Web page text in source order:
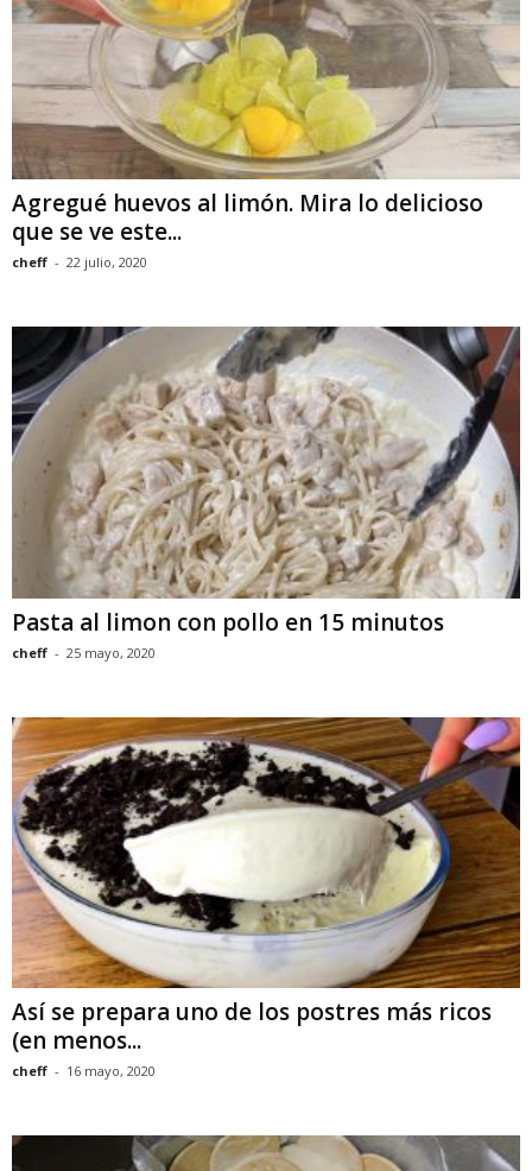
Agregué huevos al limón. Mira lo delicioso
que se ve este...
cheff - 22 julio, 2020
Pasta al limon con pollo en 15 minutos
cheff - 25 mayo, 2020
Así se prepara uno de los postres más ricos
(en menos...
cheff - 16 mayo, 2020